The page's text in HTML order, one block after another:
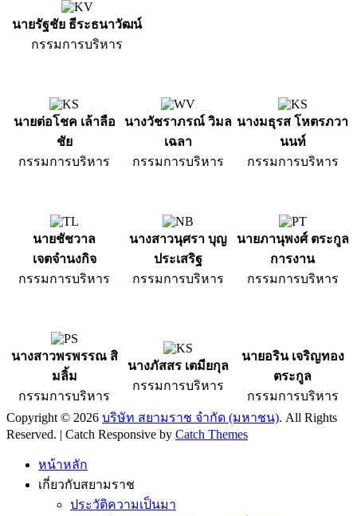
นายรัฐชัย ธีระธนาวัฒน์
กรรมการบริหาร
นายต่อโชค เล้าลือ
ชัย
กรรมการบริหาร
นางวัชราภรณ์ วิมล
เฉลา
กรรมการบริหาร
นางมธุรส โหตรภวา
นนท์
กรรมการบริหาร
นายชัชวาล
เจตจำนงกิจ
กรรมการบริหาร
นางสาวนุศรา บุญ
ประเสริฐ
กรรมการบริหาร
นายภานุพงศ์ ตระกูล
การงาน
กรรมการบริหาร
นางสาวพรพรรณ สิ
มลิ้ม
กรรมการบริหาร
นางภัสสร เตมียกุล
กรรมการบริหาร
นายอริน เจริญทอง
ตระกูล
กรรมการบริหาร
Copyright © 2026 บริษัท สยามราช จำกัด (มหาชน). All Rights
Reserved. | Catch Responsive by Catch Themes
หน้าหลัก
เกี่ยวกับสยามราช
ประวัติความเป็นมา